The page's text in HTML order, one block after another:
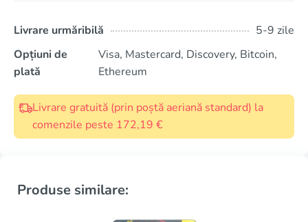
Livrare urmăribilă
5-9 zile
Opțiuni de
plată
Visa, Mastercard, Discovery, Bitcoin,
Ethereum
Livrare gratuită (prin poștă aeriană standard) la
comenzile peste 172,19 €
Produse similare: